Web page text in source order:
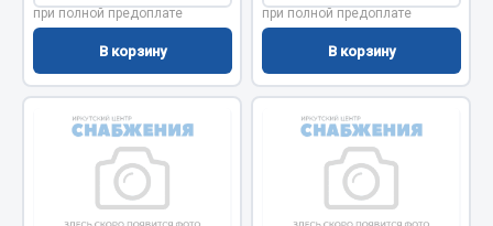
Аксессуары автомобильные
Аптечки и знаки автомобильные
Брызговики
Вентиляторы кабины
Вымпела
при полной предоплате
В корзину
при полной предоплате
В корзину